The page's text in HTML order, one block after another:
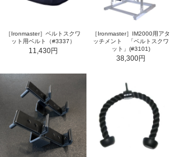
［Ironmaster］ベルトスクワ
ット用ベルト（#3337）
11,430円
［Ironmaster］IM2000用アタ
ッチメント 「ベルトスクワ
ット」(#3101)
38,300円